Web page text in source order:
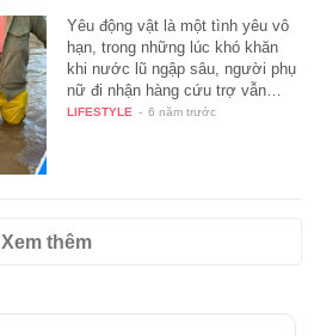
Yêu động vật là một tình yêu vô
hạn, trong những lúc khó khăn
khi nước lũ ngập sâu, người phụ
nữ đi nhận hàng cứu trợ vẫn…
LIFESTYLE - 6 năm trước
Xem thêm